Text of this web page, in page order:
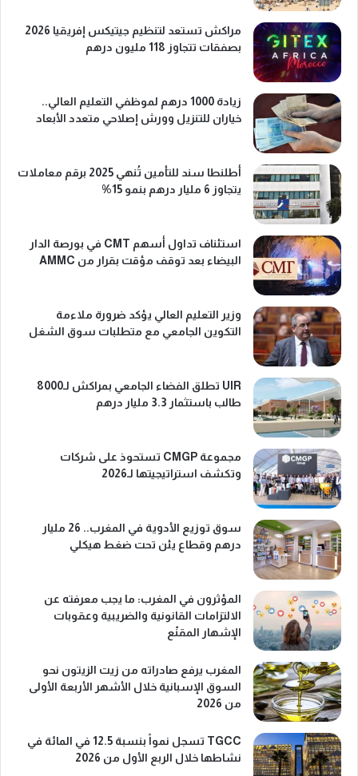
مراكش تستعد لتنظيم جيتيكس إفريقيا 2026
بصفقات تتجاوز 118 مليون درهم
زيادة 1000 درهم لموظفي التعليم العالي..
خياران للتنزيل وورش إصلاحي متعدد الأبعاد
أطلنطا سند للتأمين تُنهي 2025 برقم معاملات
يتجاوز 6 مليار درهم بنمو 15%
استئناف تداول أسهم CMT في بورصة الدار
البيضاء بعد توقف مؤقت بقرار من AMMC
وزير التعليم العالي يؤكد ضرورة ملاءمة
التكوين الجامعي مع متطلبات سوق الشغل
UIR تطلق الفضاء الجامعي بمراكش لـ8000
طالب باستثمار 3.3 مليار درهم
مجموعة CMGP تستحوذ على شركات
وتكشف استراتيجيتها لـ2026
سوق توزيع الأدوية في المغرب.. 26 مليار
درهم وقطاع يئن تحت ضغط هيكلي
المؤثرون في المغرب: ما يجب معرفته عن
الالتزامات القانونية والضريبية وعقوبات
الإشهار المقنّع
المغرب يرفع صادراته من زيت الزيتون نحو
السوق الإسبانية خلال الأشهر الأربعة الأولى
من 2026
TGCC تسجل نمواً بنسبة 12.5 في المائة في
نشاطها خلال الربع الأول من 2026